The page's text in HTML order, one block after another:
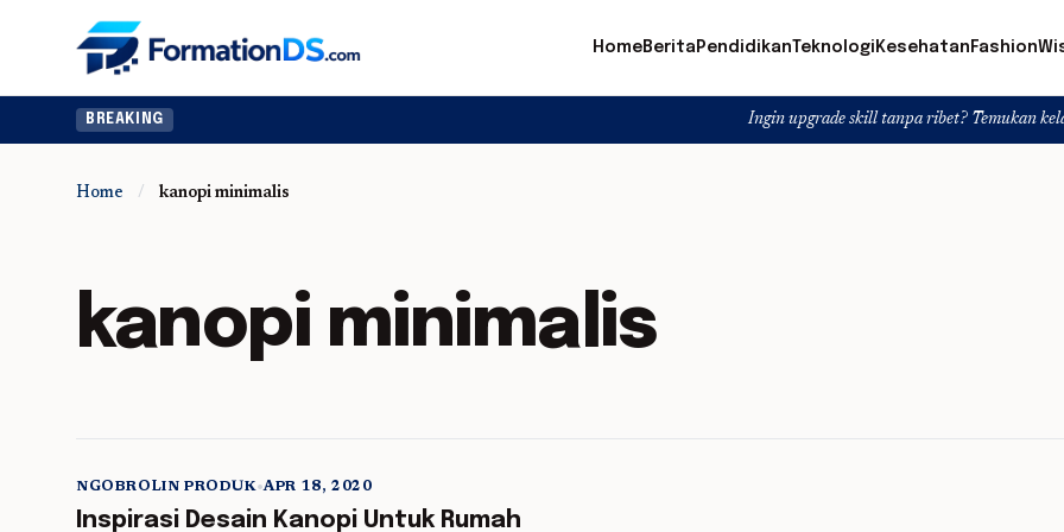
HomeBerita PendidikanTeknologi Kesehatan Fashion
BREAKING Ingin upgrade skill tanpa ribet? Temukan kelas seru
Home / kanopi minimalis
kanopi minimalis
5 min read
NGOBROLIN PRODUK•APR 18, 2020
Inspirasi Desain Kanopi Untuk Rumah